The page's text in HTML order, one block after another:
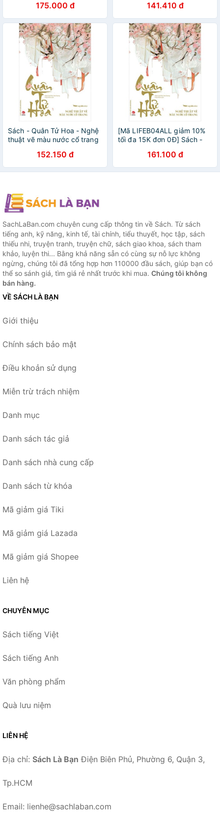
175.000 đ 141.410 đ
Sách - Quân Tử Hoa - Nghệ
thuật vẽ màu nước cổ trang
152.150 đ
[Mã LIFEB04ALL giảm 10%
tối đa 15K đơn 0Đ] Sách -
vẽ màu nước cổ trang -
Wingsbooks
161.100 đ
SachLaBan.com chuyên cung cấp thông tin về Sách. Từ sách
tiếng anh, kỹ năng, kinh tế, tài chính, tiểu thuyết, học tập, sách
thiếu nhi, truyện tranh, truyện chữ, sách giao khoa, sách tham
khảo, luyện thi... Bằng khả năng sẵn có cùng sự nỗ lực không
ngừng, chúng tôi đã tổng hợp hơn 110000 đầu sách, giúp bạn có
thể so sánh giá, tìm giá rẻ nhất trước khi mua. Chúng tôi không
bán hàng.
VỀ SÁCH LÀ BẠN
Giới thiệu
Chính sách bảo mật
Điều khoản sử dụng
Miễn trừ trách nhiệm
Danh mục
Danh sách tác giả
Danh sách nhà cung cấp
Danh sách từ khóa
Mã giảm giá Tiki
Mã giảm giá Lazada
Mã giảm giá Shopee
Liên hệ
CHUYÊN MỤC
Sách tiếng Việt
Sách tiếng Anh
Văn phòng phẩm
Quà lưu niệm
LIÊN HỆ
Địa chỉ: Sách Là Bạn Điện Biên Phủ, Phường 6, Quận 3,
Tp.HCM
Email: lienhe@sachlaban.com